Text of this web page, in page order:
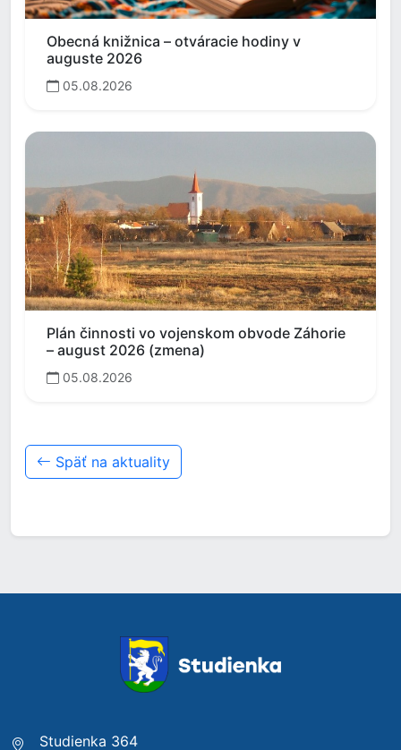
Obecná knižnica – otváracie hodiny v
auguste 2026
05.08.2026
Plán činnosti vo vojenskom obvode Záhorie
– august 2026 (zmena)
05.08.2026
Späť na aktuality
Studienka 364